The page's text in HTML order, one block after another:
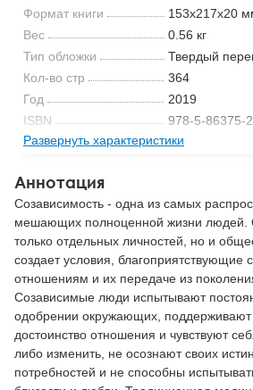
Формат книги
153x217x20
Вес
0.56 кг
Тип обложки
Твердый
Кол-во стр
364
Год
2019
ISBN
978-5-86375-
Код
10964
Развернуть характеристики
Аннотация
Созависимость - одна из самых
мешающих полноценной жизни людей.
только отдельных личностей, но и
создает условия, благоприятствующие
отношениям и их передаче из
Созависимые люди испытывают
одобрении окружающих,
достоинство отношения и чувствуют
либо изменить, не осознают своих
потребностей и не способны